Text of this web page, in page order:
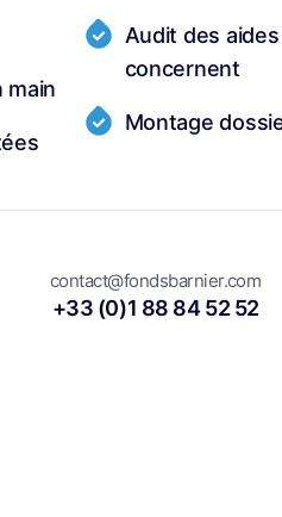
main
Audit des
concernent
Montage
contact@fondsbarnier.com
+33 (0)1 88 84 52 52